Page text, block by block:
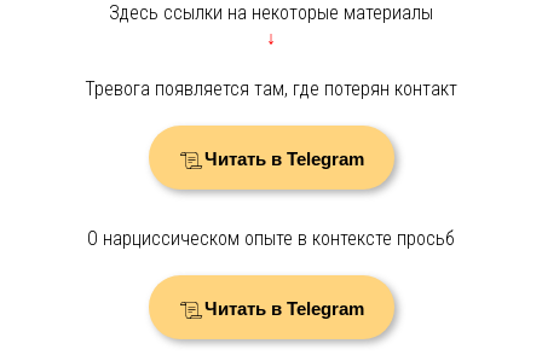
Здесь ссылки на некоторые материалы
↓
Тревога появляется там, где потерян контакт
Читать в Telegram
О нарциссическом опыте в контексте просьб
Читать в Telegram